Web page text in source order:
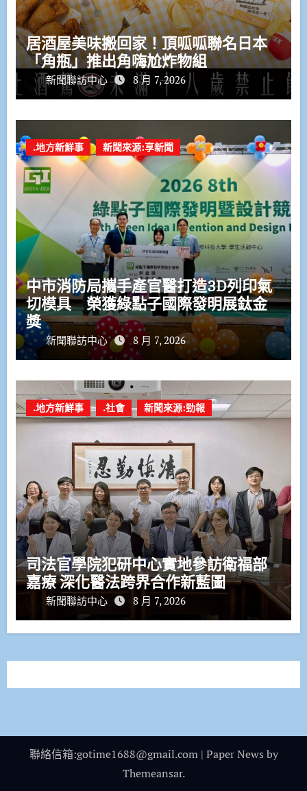
居酒屋美味搬回家！頂呱呱聯名日本
「角瓶」推出角嗨尬炸物組
新聞聯訪中心 8 月 7, 2026
.地方新鮮事 新聞來源:享新聞
中市消防局攜手產官醫打造3D列印氣
切模具 榮獲綠點子國際發明展鈦金
獎
新聞聯訪中心 8 月 7, 2026
.地方新鮮事 .社會 新聞來源:勁報
司法官學院犯研中心實地參訪衛福部
嘉療 深化醫法跨界合作新藍圖
新聞聯訪中心 8 月 7, 2026
聯絡信箱:gotime1688@gmail.com | Paper News by
Themeansar.